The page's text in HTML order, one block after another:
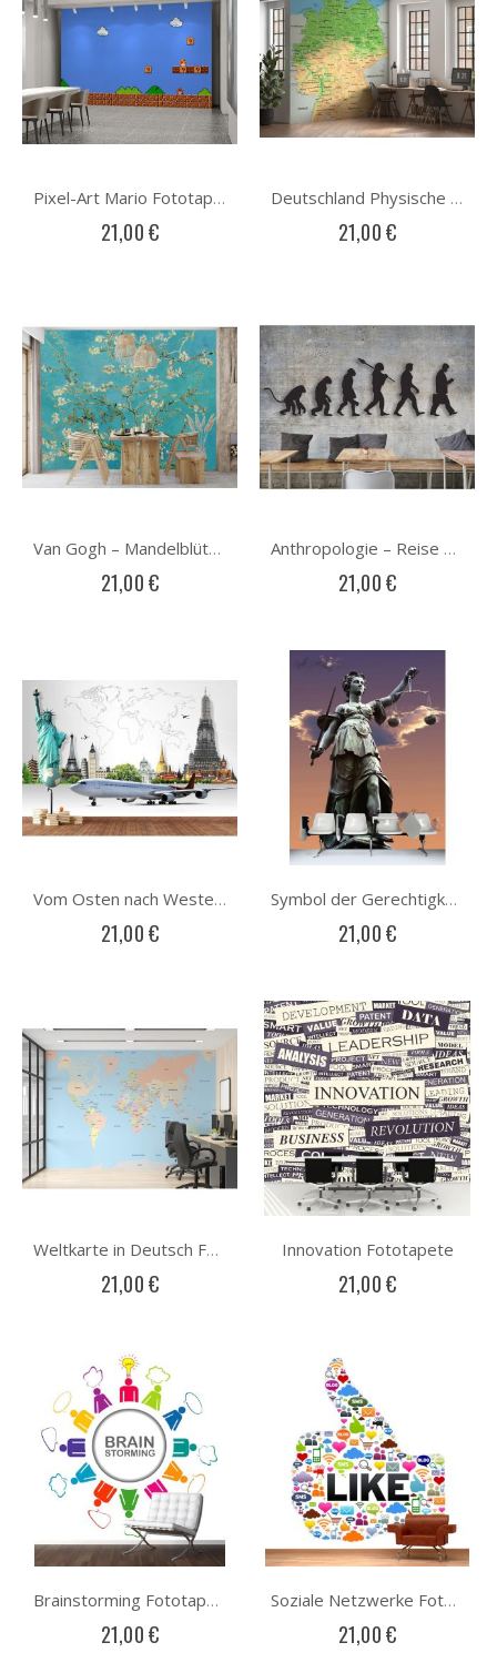
Pixel-Art Mario Fototapete
21,00 €
Deutschland Physische Karte Fototapete
21,00 €
Van Gogh – Mandelblüte Fototapete
21,00 €
Anthropologie – Reise der menschlichen Evolution Fototapete
21,00 €
Vom Osten nach Westen Fototapete
21,00 €
Symbol der Gerechtigkeit Fototapete
21,00 €
Weltkarte in Deutsch Fototapete
21,00 €
Innovation Fototapete
21,00 €
Brainstorming Fototapete
21,00 €
Soziale Netzwerke Fototapete
21,00 €